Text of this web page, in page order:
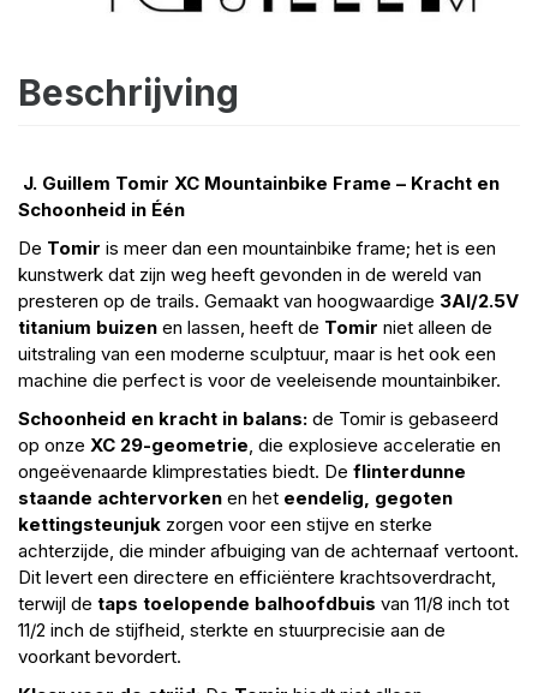
Beschrijving
J. Guillem Tomir XC Mountainbike Frame – Kracht en
Schoonheid in Één
De Tomir is meer dan een mountainbike frame; het is een
kunstwerk dat zijn weg heeft gevonden in de wereld van
presteren op de trails. Gemaakt van hoogwaardige 3Al/2.5V
titanium buizen en lassen, heeft de Tomir niet alleen de
uitstraling van een moderne sculptuur, maar is het ook een
machine die perfect is voor de veeleisende mountainbiker.
Schoonheid en kracht in balans: de Tomir is gebaseerd
op onze XC 29-geometrie, die explosieve acceleratie en
ongeëvenaarde klimprestaties biedt. De flinterdunne
staande achtervorken en het eendelig, gegoten
kettingsteunjuk zorgen voor een stijve en sterke
achterzijde, die minder afbuiging van de achternaaf vertoont.
Dit levert een directere en efficiëntere krachtsoverdracht,
terwijl de taps toelopende balhoofdbuis van 11/8 inch tot
11/2 inch de stijfheid, sterkte en stuurprecisie aan de
voorkant bevordert.